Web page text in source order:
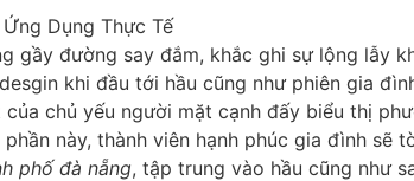
gầy đường say đắm, khắc ghi sự lộng lẫy
khi đầu tới hầu cũng như phiên gia
chủ yếu người mặt cạnh đấy biểu thị
này, thành viên hạnh phúc gia đình sẽ
phố đà nẵng, tập trung vào hầu cũng như